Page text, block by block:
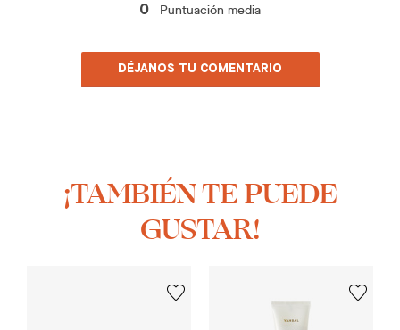
0 Puntuación media
DÉJANOS TU COMENTARIO
¡TAMBIÉN TE PUEDE
GUSTAR!